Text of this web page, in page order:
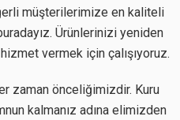
müşterilerimize en kaliteli
Ürünlerinizi yeniden
vermek için çalışıyoruz.
zaman önceliğimizdir. Kuru
kalmanız adına elimizden